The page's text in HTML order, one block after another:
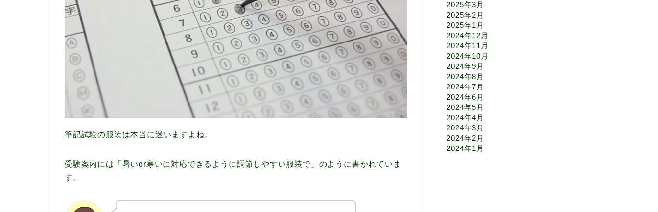
筆記試験の服装は本当に迷いますよね。
受験案内には「暑いor寒いに対応できるように調節しやすい服装で」のように書かれていま
す。
2025年3月
2025年2月
2025年1月
2024年12月
2024年11月
2024年10月
2024年9月
2024年8月
2024年7月
2024年6月
2024年5月
2024年4月
2024年3月
2024年2月
2024年1月